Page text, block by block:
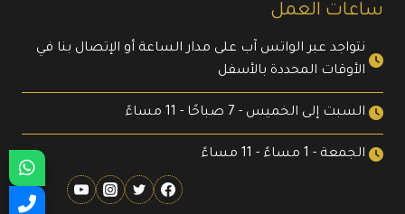
ساعات العمل
نتواجد عبر الواتس آب على مدار الساعة أو الإتصال بنا في
الأوقات المحددة بالأسفل
السبت إلى الخميس - 7 صباحًا - 11 مساءً
الجمعة - 1 مساءً - 11 مساءً